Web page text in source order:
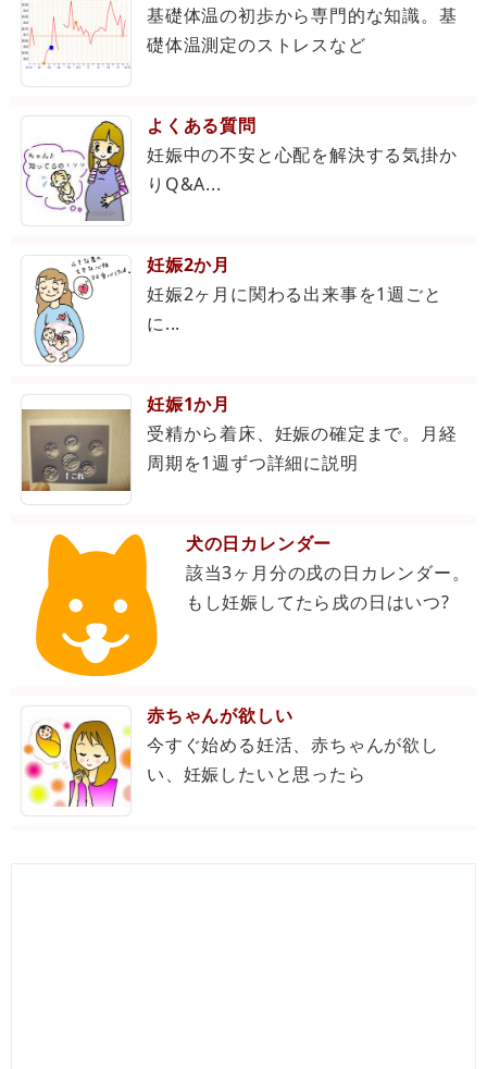
基礎体温の初歩から専門的な知識。基
礎体温測定のストレスなど
よくある質問
妊娠中の不安と心配を解決する気掛か
りQ&A...
妊娠2か月
妊娠2ヶ月に関わる出来事を1週ごと
に...
妊娠1か月
受精から着床、妊娠の確定まで。月経
周期を1週ずつ詳細に説明
犬の日カレンダー
該当3ヶ月分の戌の日カレンダー。
もし妊娠してたら戌の日はいつ?
赤ちゃんが欲しい
今すぐ始める妊活、赤ちゃんが欲し
い、妊娠したいと思ったら